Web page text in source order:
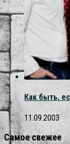
Как быть,
11.09.2003
Самое свежее